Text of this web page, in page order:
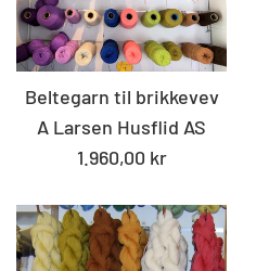
Beltegarn til brikkevev
A Larsen Husflid AS
Standard
1.960,00 kr